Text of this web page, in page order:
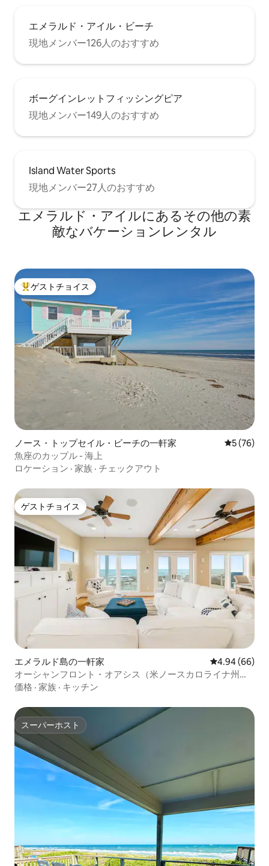
エメラルド・アイル・ビーチ
現地メンバー126人のおすすめ
ボーグインレットフィッシングピア
現地メンバー149人のおすすめ
Island Water Sports
現地メンバー27人のおすすめ
エメラルド・アイルにあるその他の素
敵なバケーションレンタル
大好評のゲストチョイスです。
ゲストチョイス
ノース・トップセイル・ビーチの一軒家 レビュー
5 (76)
魚座のカップル - 海上
ロケーション · 家族 · チェックアウト
ゲストチョイス
ゲストチョイス
エメラルド島の一軒家 レビュー66件
4.94 (66)
オーシャンフロント・オアシス（米ノースカロライナ州エ
メラルドアイル）
価格 · 家族 · キッチン
スーパーホスト
スーパーホスト